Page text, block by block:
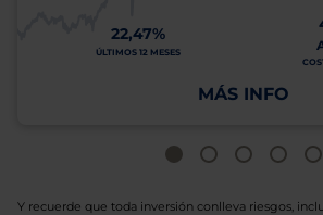
22,47%
ÚLTIMOS 12 MESES
MÁS INFO
Y recuerde que toda inversión conlleva riesgos,